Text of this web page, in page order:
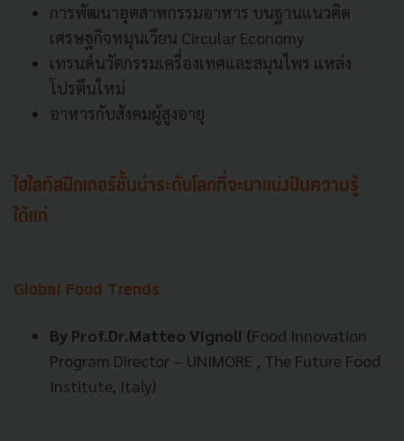
การพัฒนาอุตสาหกรรมอาหาร บนฐานแนวคิด
เศรษฐกิจหมุนเวียน Circular Economy
เทรนด์นวัตกรรมเครื่องเทศและสมุนไพร แหล่ง
โปรตีนใหม่
อาหารกับสังคมผู้สูงอายุ
ไฮไลท์สปีกเกอร์ชั้นนำระดับโลกที่จะมาแบ่งปันความรู้
ได้แก่
Global Food Trends
By Prof.Dr.Matteo Vignoli (Food Innovation
Program Director – UNIMORE , The Future Food
Institute, Italy)